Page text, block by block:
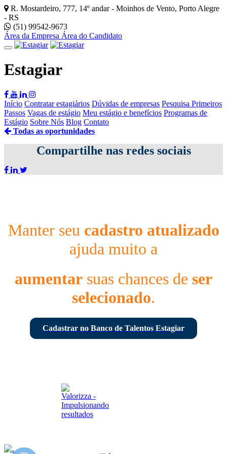
R. Mostardeiro, 777, 14º andar - Moinhos de Vento, Porto Alegre
- RS
(51) 99542-9673
Área da Empresa Área do Candidato
Estagiar
Início Contratar estagiários Dúvidas de empresas Pesquisa Primeiros
Passos Vagas de estágio Meu estágio e benefícios Programas de
Estágio Sobre Nós Blog Contato
Todas as oportunidades
Compartilhe nas redes sociais
Manter seu cadastro atualizado
ajuda muito a
aumentar suas chances de ser
selecionado.
Cadastrar no Banco de Talentos Estagiar